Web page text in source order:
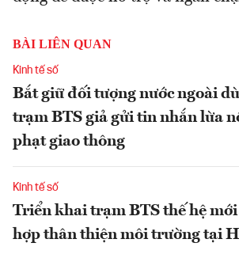
BÀI LIÊN QUAN
Kinh tế số
Bắt giữ đối tượng nước ngoài
trạm BTS giả gửi tin nhắn lừa
phạt giao thông
Kinh tế số
Triển khai trạm BTS thế hệ
hợp thân thiện môi trường tại